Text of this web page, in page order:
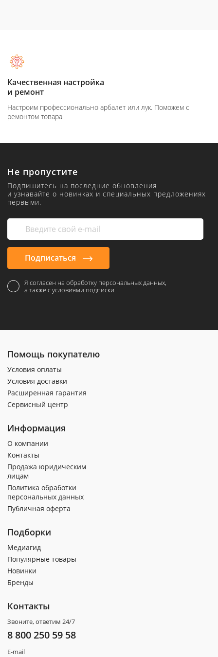
Качественная настройка
и ремонт
Настроим профессионально арбалет или лук. Поможем с
ремонтом товара
Не пропустите
Подпишитесь на последние обновления
и узнавайте о новинках и специальных предложениях
первыми.
Подписаться
Я согласен на обработку персональных данных,
а также с условиями подписки
Помощь покупателю
Условия оплаты
Условия доставки
Расширенная гарантия
Сервисный центр
Информация
О компании
Контакты
Продажа юридическим
лицам
Политика обработки
персональных данных
Публичная оферта
Подборки
Медиагид
Популярные товары
Новинки
Бренды
Контакты
Звоните, ответим 24/7
8 800 250 59 58
E-mail